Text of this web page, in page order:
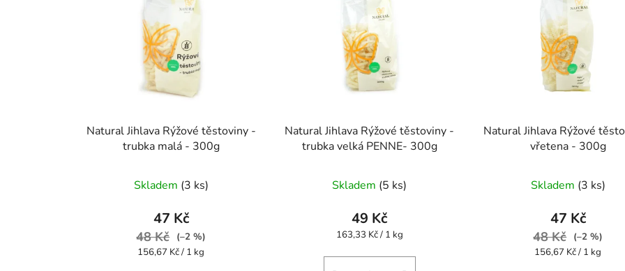
Natural Jihlava Rýžové těstoviny -
trubka malá - 300g
hodnocení
produktu
je
5,0
Skladem (3 ks)
47 Kč
48 Kč (–2 %)
Měrná
156,67 Kč / 1 kg
Natural Jihlava Rýžové těstoviny -
trubka velká PENNE- 300g
hodnocení
produktu
je
z
Skladem (5 ks)
49 Kč
Měrná
163,33 Kč / 1 kg
Natural Jihlava Rýžové
vřetena - 300g
hodnocení
produktu
je
5,0
Skladem (3 ks)
47 Kč
48 Kč (–2 %)
Měrná
156,67 Kč / 1 kg